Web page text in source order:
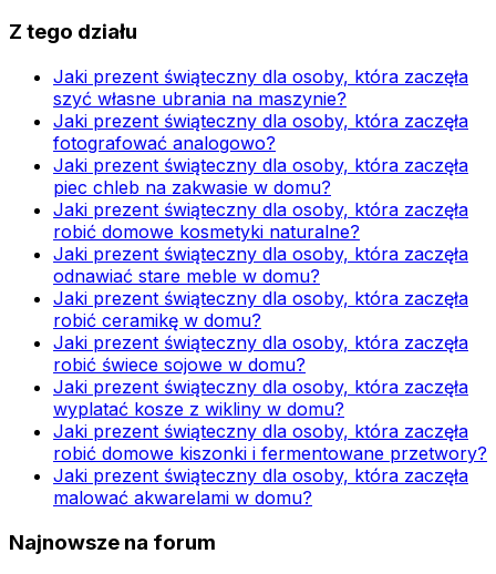
Z tego działu
Jaki prezent świąteczny dla osoby, która zaczęła
szyć własne ubrania na maszynie?
Jaki prezent świąteczny dla osoby, która zaczęła
fotografować analogowo?
Jaki prezent świąteczny dla osoby, która zaczęła
piec chleb na zakwasie w domu?
Jaki prezent świąteczny dla osoby, która zaczęła
robić domowe kosmetyki naturalne?
Jaki prezent świąteczny dla osoby, która zaczęła
odnawiać stare meble w domu?
Jaki prezent świąteczny dla osoby, która zaczęła
robić ceramikę w domu?
Jaki prezent świąteczny dla osoby, która zaczęła
robić świece sojowe w domu?
Jaki prezent świąteczny dla osoby, która zaczęła
wyplatać kosze z wikliny w domu?
Jaki prezent świąteczny dla osoby, która zaczęła
robić domowe kiszonki i fermentowane przetwory?
Jaki prezent świąteczny dla osoby, która zaczęła
malować akwarelami w domu?
Najnowsze na forum